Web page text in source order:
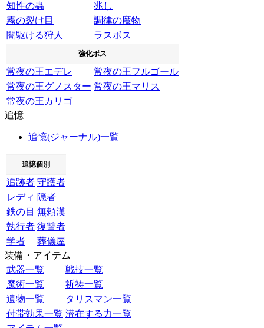
知性の蟲
兆し
霧の裂け目
調律の魔物
闇駆ける狩人
ラスボス
強化ボス
常夜の王エデレ
常夜の王フルゴール
常夜の王グノスター 常夜の王マリス
常夜の王カリゴ
追憶
追憶(ジャーナル)一覧
追憶個別
追跡者 守護者
レディ 隠者
鉄の目 無頼漢
執行者 復讐者
学者
葬儀屋
装備・アイテム
武器一覧
戦技一覧
魔術一覧
祈祷一覧
遺物一覧
タリスマン一覧
付帯効果一覧 潜在する力一覧